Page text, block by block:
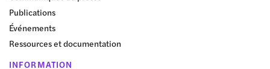
Publications
Événements
Ressources et documentation
INFORMATION